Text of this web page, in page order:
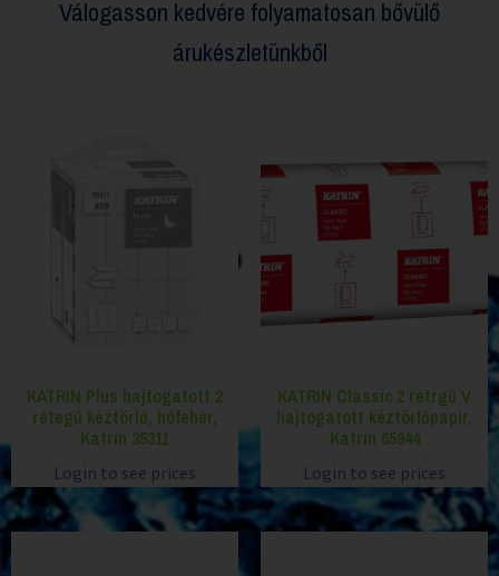
Válogasson kedvére folyamatosan bővülő
árukészletünkből
KATRIN Plus hajtogatott 2
rétegű kéztörlő, hófehér,
Katrin 35311
Login to see prices
KATRIN Classic 2 rétrgű V
hajtogatott kéztörlőpapír,
Katrin 65944
Login to see prices